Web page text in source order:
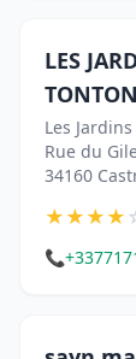
LES
TONTON
Les
Rue du
34160
★★★★
📞